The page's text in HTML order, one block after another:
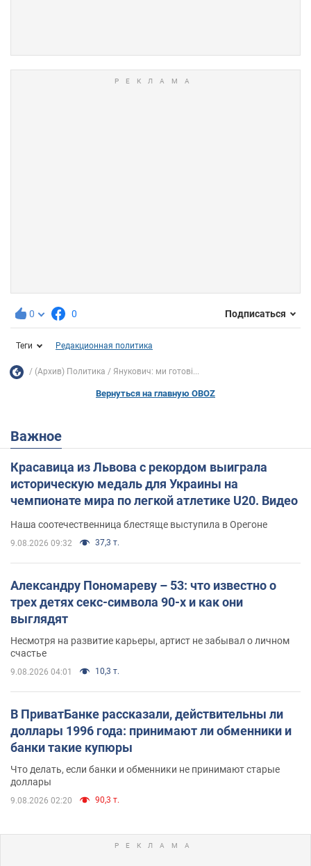
0 0 Подписаться
Теги Редакционная политика
(Архив) Политика Янукович: ми готові...
Вернуться на главную OBOZ
Важное
Красавица из Львова с рекордом выиграла
историческую медаль для Украины на
чемпионате мира по легкой атлетике U20. Видео
Наша соотечественница блестяще выступила в Орегоне
9.08.2026 09:32 37,3 т.
Александру Пономареву – 53: что известно о
трех детях секс-символа 90-х и как они
выглядят
Несмотря на развитие карьеры, артист не забывал о личном
счастье
9.08.2026 04:01 10,3 т.
В ПриватБанке рассказали, действительны ли
доллары 1996 года: принимают ли обменники и
банки такие купюры
Что делать, если банки и обменники не принимают старые
доллары
9.08.2026 02:20 90,3 т.